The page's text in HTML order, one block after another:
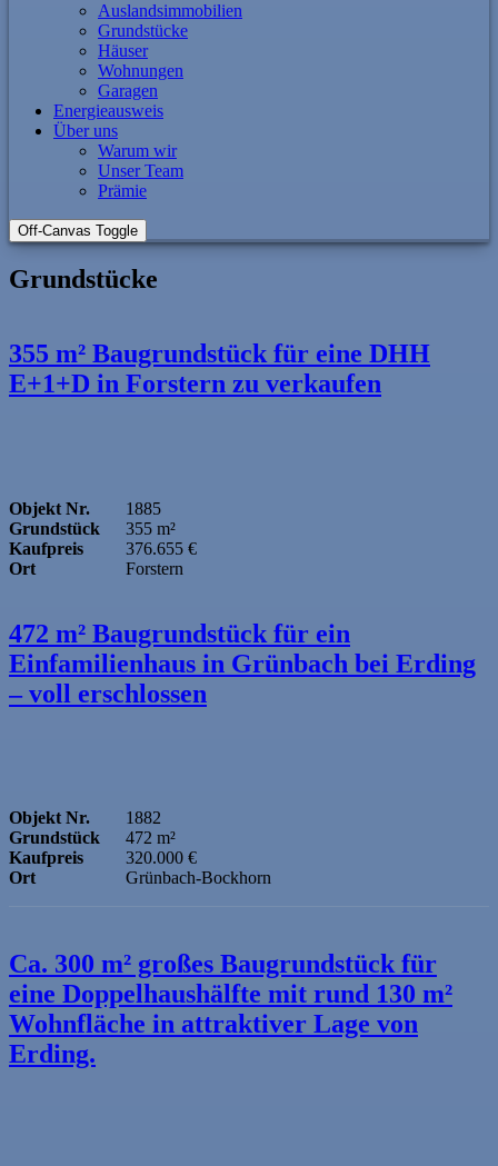
Auslandsimmobilien
Grundstücke
Häuser
Wohnungen
Garagen
Energieausweis
Über uns
Warum wir
Unser Team
Prämie
Off-Canvas Toggle
Grundstücke
355 m² Baugrundstück für eine DHH
E+1+D in Forstern zu verkaufen
Objekt Nr.
1885
Grundstück
355 m²
Kaufpreis
376.655 €
Ort
Forstern
472 m² Baugrundstück für ein
Einfamilienhaus in Grünbach bei Erding
– voll erschlossen
Objekt Nr.
1882
Grundstück
472 m²
Kaufpreis
320.000 €
Ort
Grünbach-Bockhorn
Ca. 300 m² großes Baugrundstück für
eine Doppelhaushälfte mit rund 130 m²
Wohnfläche in attraktiver Lage von
Erding.